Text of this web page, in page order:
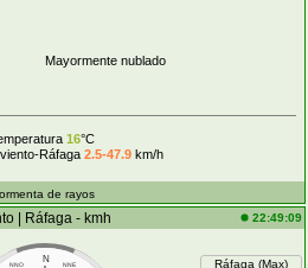
Mayormente nublado
16°C
Ráfaga 2.5-47.9km/h
de rayos
| Ráfaga - kmh 22:49:09
N
NNO NNE
Ráfaga (Max)